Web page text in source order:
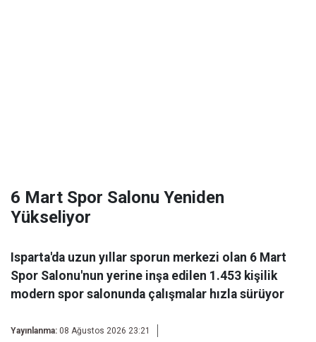
6 Mart Spor Salonu Yeniden
Yükseliyor
Isparta'da uzun yıllar sporun merkezi olan 6 Mart
Spor Salonu'nun yerine inşa edilen 1.453 kişilik
modern spor salonunda çalışmalar hızla sürüyor
Yayınlanma: 08 Ağustos 2026 23:21